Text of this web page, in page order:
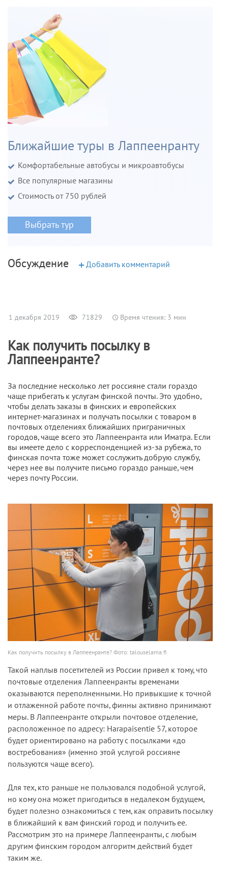
Ближайшие туры в Лаппеенранту
Комфортабельные автобусы и микроавтобусы
Все популярные магазины
Стоимость от 750 рублей
Выбрать тур
Обсуждение +Добавить комментарий
1 декабря 2019 71829 Время чтения: 3 мин
Как получить посылку в
Лаппеенранте?
За последние несколько лет россияне стали гораздо
чаще прибегать к услугам финской почты. Это удобно,
чтобы делать заказы в финских и европейских
интернет-магазинах и получать посылки с товаром в
почтовых отделениях ближайших приграничных
городов, чаще всего это Лаппеенранта или Иматра. Если
вы имеете дело с корреспонденцией из-за рубежа, то
финская почта тоже может сослужить добрую службу,
через нее вы получите письмо гораздо раньше, чем
через почту России.
Как получить посылку в Лаппеенранте? Фото: talouselama.fi
Такой наплыв посетителей из России привел к тому, что
почтовые отделения Лаппеенранты временами
оказываются переполненными. Но привыкшие к точной
и отлаженной работе почты, финны активно принимают
меры. В Лаппеенранте открыли почтовое отделение,
расположенное по адресу: Harapaisentie 57, которое
будет ориентировано на работу с посылками «до
востребования» (именно этой услугой россияне
пользуются чаще всего).
Для тех, кто раньше не пользовался подобной услугой,
но кому она может пригодиться в недалеком будущем,
будет полезно ознакомиться с тем, как оправить посылку
в ближайший к вам финский город и получить ее.
Рассмотрим это на примере Лаппеенранты, с любым
другим финским городом алгоритм действий будет
таким же.